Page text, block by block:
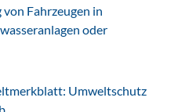
Fahrzeugen in
oder
Umweltschutz